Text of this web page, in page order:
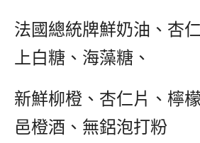
法國總統牌鮮奶油、杏
上白糖、海藻糖、
新鮮柳橙、杏仁片、檸
邑橙酒、無鋁泡打粉